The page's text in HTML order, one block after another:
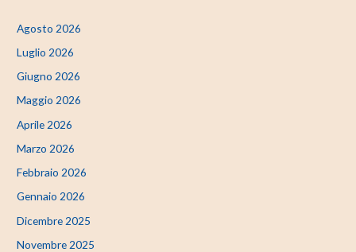
Agosto 2026
Luglio 2026
Giugno 2026
Maggio 2026
Aprile 2026
Marzo 2026
Febbraio 2026
Gennaio 2026
Dicembre 2025
Novembre 2025